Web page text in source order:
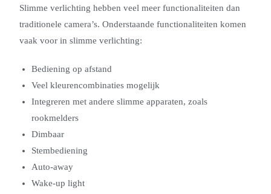
Slimme verlichting hebben veel meer functionaliteiten dan
traditionele camera’s. Onderstaande functionaliteiten komen
vaak voor in slimme verlichting:
Bediening op afstand
Veel kleurencombinaties mogelijk
Integreren met andere slimme apparaten, zoals
rookmelders
Dimbaar
Stembediening
Auto-away
Wake-up light